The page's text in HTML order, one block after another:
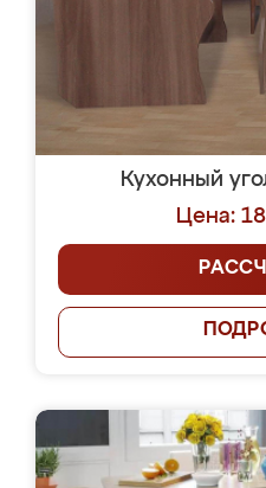
Кухонный
Цена: